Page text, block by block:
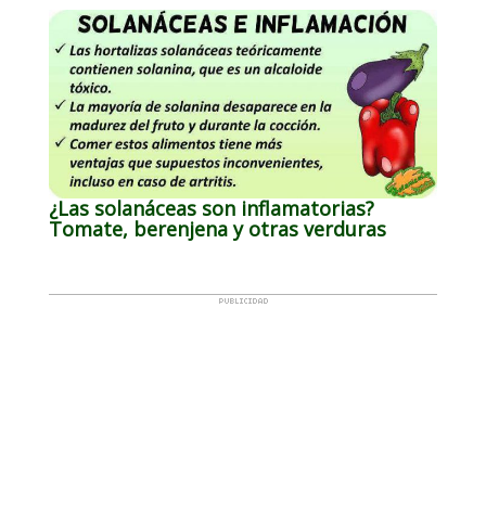
¿Las solanáceas son inflamatorias?
Tomate, berenjena y otras verduras